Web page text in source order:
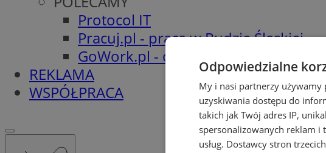
Protocol IT
Pracuj.pl - praca w Rudzie Śląskiej
GoWork.pl - oferty pracy
REKLAMA
WSPÓŁPRACA
Odpowiedzialne
My i nasi partnerzy
uzyskiwania dostępu do
takich jak Twój adres IP,
spersonalizowanych reklam i
usług. Dostawcy stron